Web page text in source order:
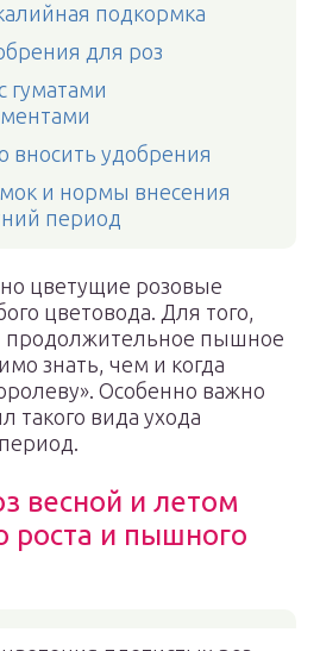
подкормка
для роз
гуматами
вносить удобрения
и нормы внесения
период
цветущие розовые
цветовода. Для того,
продолжительное пышное
знать, чем и когда
Особенно важно
такого вида ухода
весной и летом
роста и пышного